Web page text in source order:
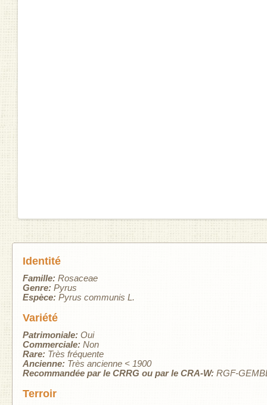
Identité
Famille: Rosaceae
Genre: Pyrus
Espèce: Pyrus communis L.
Variété
Patrimoniale: Oui
Commerciale: Non
Rare: Très fréquente
Ancienne: Très ancienne < 1900
Recommandée par le CRRG ou par le CRA-W: RGF-
Terroir